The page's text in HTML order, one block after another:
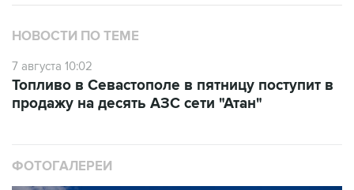
НОВОСТИ ПО ТЕМЕ
7 августа 10:02
продажу на десять АЗС сети "Атан"